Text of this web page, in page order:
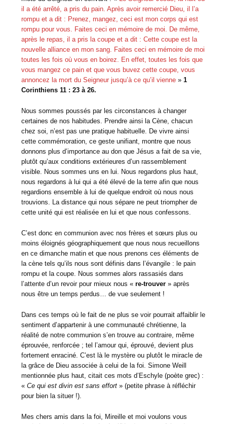
il a été arrêté, a pris du pain. Après avoir remercié Dieu, il l’a
rompu et a dit : Prenez, mangez, ceci est mon corps qui est
rompu pour vous. Faites ceci en mémoire de moi. De même,
après le repas, il a pris la coupe et a dit : Cette coupe est la
nouvelle alliance en mon sang. Faites ceci en mémoire de moi
toutes les fois où vous en boirez. En effet, toutes les fois que
vous mangez ce pain et que vous buvez cette coupe, vous
annoncez la mort du Seigneur jusqu’à ce qu’il vienne »1
Corinthiens 11 : 23 à 26.
Nous sommes poussés par les circonstances à changer
certaines de nos habitudes. Prendre ainsi la Cène, chacun
chez soi, n’est pas une pratique habituelle. De vivre ainsi
cette commémoration, ce geste unifiant, montre que nous
donnons plus d’importance au don que Jésus a fait de sa vie,
plutôt qu’aux conditions extérieures d’un rassemblement
visible. Nous sommes uns en lui. Nous regardons plus haut,
nous regardons à lui qui a été élevé de la terre afin que nous
regardions ensemble à lui de quelque endroit où nous nous
trouvions. La distance qui nous sépare ne peut triompher de
cette unité qui est réalisée en lui et que nous confessons.
C’est donc en communion avec nos frères et sœurs plus ou
moins éloignés géographiquement que nous nous recueillons
en ce dimanche matin et que nous prenons ces éléments de
la cène tels qu’ils nous sont définis dans l’évangile : le pain
rompu et la coupe. Nous sommes alors rassasiés dans
l’attente d’un revoir pour mieux nous «re-trouver » après
nous être un temps perdus… de vue seulement !
Dans ces temps où le fait de ne plus se voir pourrait affaiblir le
sentiment d’appartenir à une communauté chrétienne, la
réalité de notre communion s’en trouve au contraire, même
éprouvée, renforcée ; tel l’amour qui, éprouvé, devient plus
fortement enraciné. C’est là le mystère ou plutôt le miracle de
la grâce de Dieu associée à celui de la foi. Simone Weill
mentionnée plus haut, citait ces mots d’Eschyle (poète grec) :
«Ce qui est divin est sans effort » (petite phrase à réfléchir
pour bien la situer !).
Mes chers amis dans la foi, Mireille et moi voulons vous